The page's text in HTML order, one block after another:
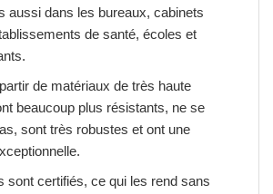
aussi dans les bureaux, cabinets
de santé, écoles et
de matériaux de très haute
beaucoup plus résistants, ne se
sont très robustes et ont une
sont certifiés, ce qui les rend sans